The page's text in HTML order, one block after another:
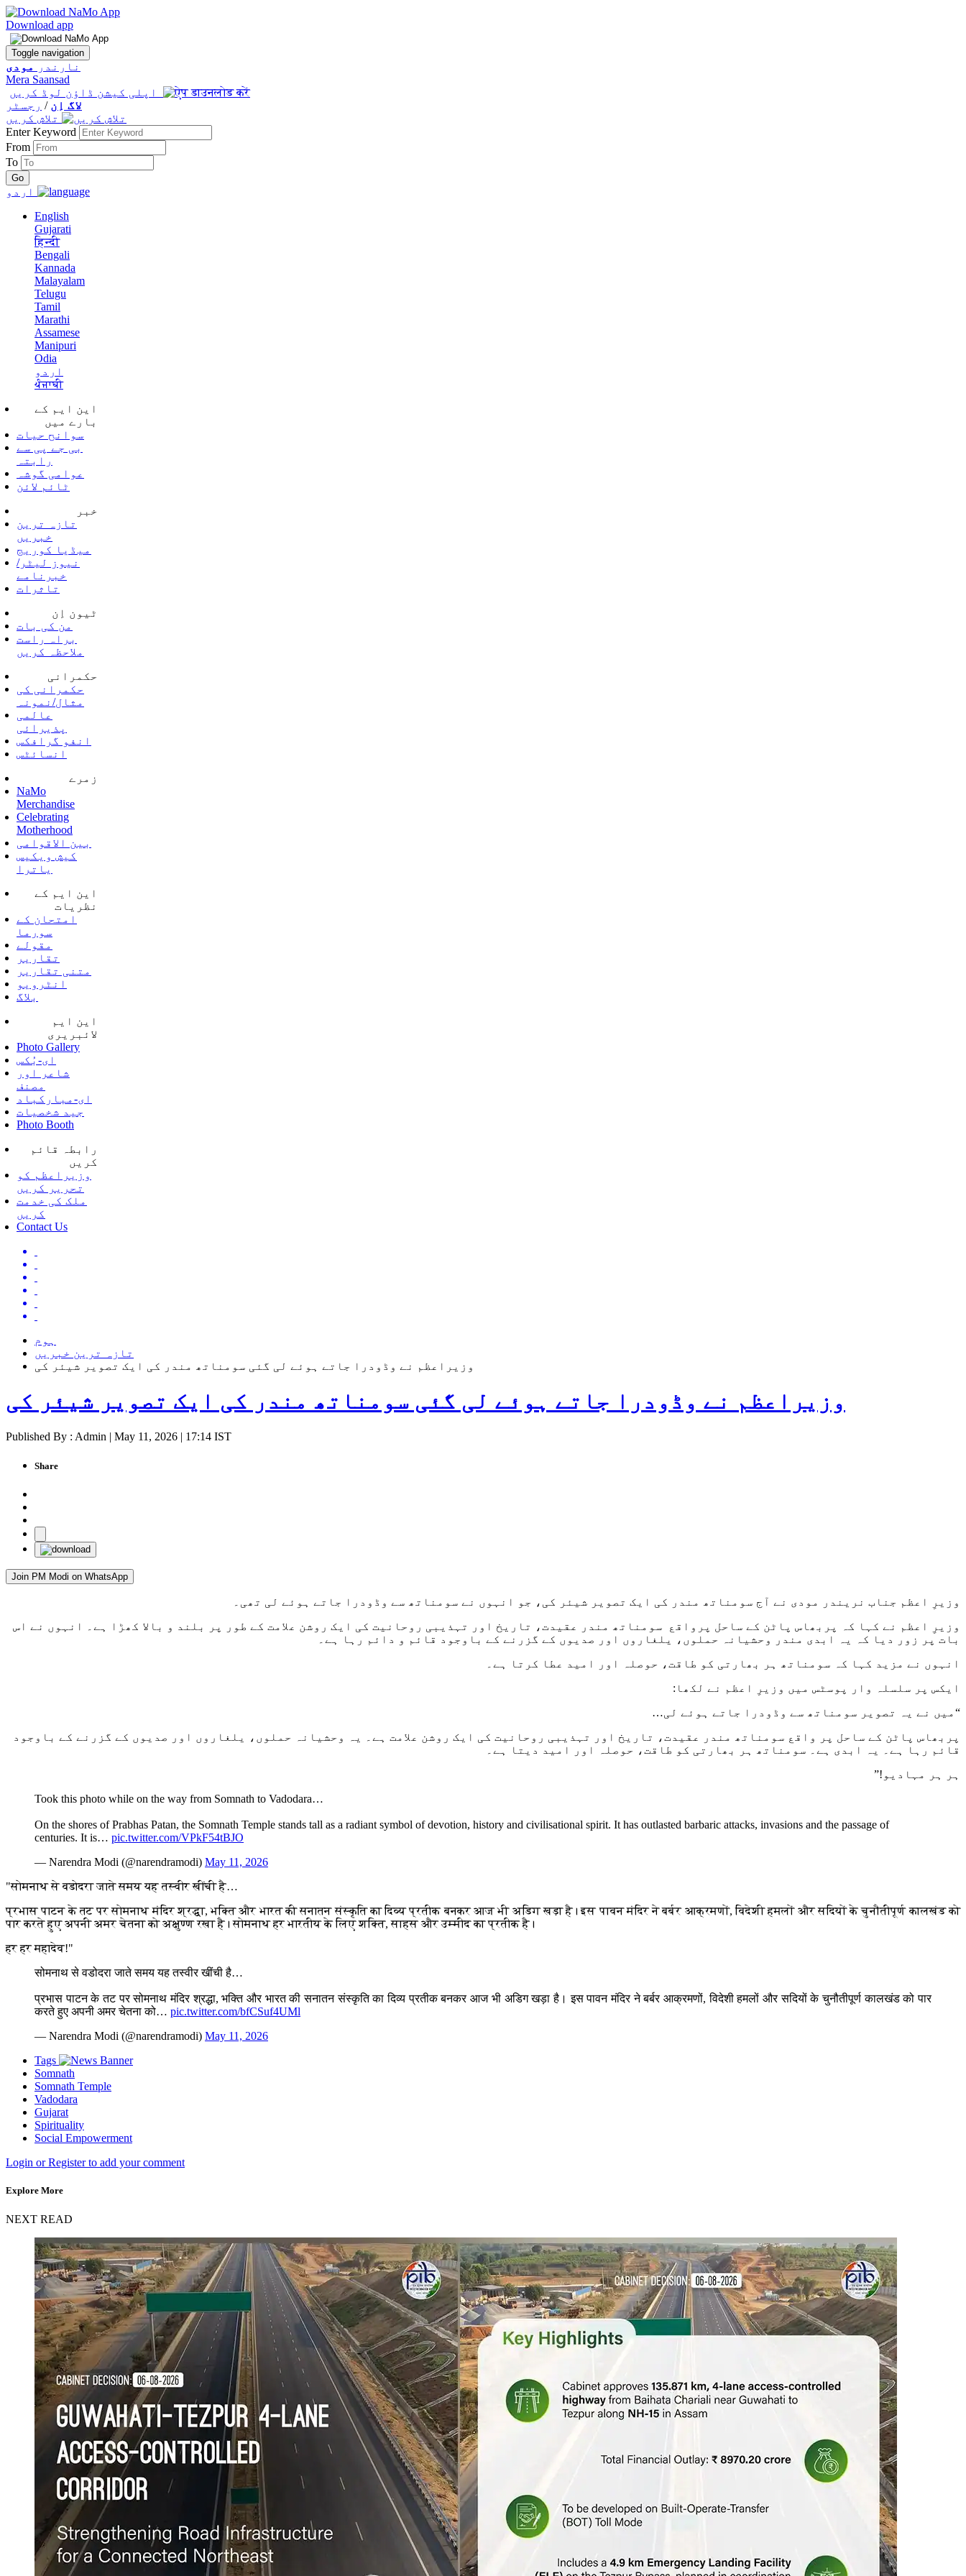
Download app
Toggle navigation
نارندر
مودی
Mera Saansad
اپلی کیشن ڈاؤن لوڈ کریں
لاگ اِن / رجسٹر
Enter Keyword
From
To
English
Gujarati
हिन्दी
Bengali
Kannada
Malayalam
Telugu
Tamil
Marathi
Assamese
Manipuri
Odia
اردو
ਪੰਜਾਬੀ
این ایم کے
بارے میں
سوانح حیات
بی جے پی سے
رابتہ
عوامی گوشہ
ٹائم لائن
خبر
تازہ ترین
خبریں
میڈیا کوریج
نیوز لیٹر/
خبرنامے
تاثرات
ٹیون اِن
من کی بات
براہ راست
ملاحظہ کریں
حکمرانی
حکمرانی کی
مثال/نمونہ
عالمی
پذیرائی
انفو گرافکس
انسائٹس
زمرے
NaMo
Merchandise
Celebrating
Motherhood
بین الاقوامی
کیش ویکیس
یاترا
این ایم کے
نظریات
امتحان کے
سورما
مقولے
تقاریر
متنی تقاریر
انٹرویو
بلاگ
این ایم
لائبریری
Photo Gallery
ای-بُکس
شاعر اور
مصنف
ای-مبارکباد
جید شخصیات
Photo Booth
رابطہ قائم
کریں
وزیراعظم کو
تحریر کریں
ملک کی خدمت
کریں
Contact Us
ہوم
تازہ ترین خبریں
وزیراعظم نے وڈودرا جاتے ہوئے لی گئی سومناتھ مندر کی ایک تصویر شیئر کی
وزیراعظم نے وڈودرا جاتے ہوئے لی گئی سومناتھ مندر کی ایک تصویر شیئر کی
Published By : Admin | May 11, 2026 | 17:14 IST
Share
Join PM Modi on WhatsApp
وزیرِ اعظم جناب نریندر مودی نے آج سومناتھ مندر کی ایک تصویر شیئر کی، جو انہوں نے سومناتھ سے وڈودرا جاتے ہوئے لی تھی۔
وزیرِ اعظم نے کہا کہ پربھاس پاٹن کے ساحل پرواقع سومناتھ مندر عقیدت، تاریخ اور تہذیبی روحانیت کی ایک روشن علامت کے طور پر بلند و بالا کھڑا ہے۔ انہوں نے اس
بات پر زور دیا کہ یہ ابدی مندر وحشیانہ حملوں، یلغاروں اور صدیوں کے گزرنے کے باوجود قائم و دائم رہا ہے۔
انہوں نے مزید کہا کہ سومناتھ ہر بھارتی کو طاقت، حوصلہ اور امید عطا کرتا ہے۔
ایکس پر سلسلہ وار پوسٹس میں وزیرِ اعظم نے لکھا:
“میں نے یہ تصویر سومناتھ سے وڈودرا جاتے ہوئے لی…
پربھاس پاٹن کے ساحل پر واقع سومناتھ مندر عقیدت، تاریخ اور تہذیبی روحانیت کی ایک روشن علامت ہے۔ یہ وحشیانہ حملوں، یلغاروں اور صدیوں کے گزرنے کے باوجود
قائم رہا ہے۔ یہ ابدی ہے۔ سومناتھ ہر بھارتی کو طاقت، حوصلہ اور امید دیتا ہے۔
ہر ہر مہادیو!”
Took this photo while on the way from Somnath to Vadodara…
On the shores of Prabhas Patan, the Somnath Temple stands tall as a radiant symbol of devotion, history and civilisational spirit. It has outlasted barbaric attacks, invasions and the passage of
centuries. It is… pic.twitter.com/VPkF54tBJO
— Narendra Modi (@narendramodi) May 11, 2026
"सोमनाथ से वडोदरा जाते समय यह तस्वीर खींची है…
प्रभास पाटन के तट पर सोमनाथ मंदिर श्रद्धा, भक्ति और भारत की सनातन संस्कृति का दिव्य प्रतीक बनकर आज भी अडिग खड़ा है। इस पावन मंदिर ने बर्बर आक्रमणों, विदेशी हमलों और सदियों के चुनौतीपूर्ण कालखंड को
पार करते हुए अपनी अमर चेतना को अक्षुण्ण रखा है। सोमनाथ हर भारतीय के लिए शक्ति, साहस और उम्मीद का प्रतीक है।
हर हर महादेव!"
सोमनाथ से वडोदरा जाते समय यह तस्वीर खींची है…
प्रभास पाटन के तट पर सोमनाथ मंदिर श्रद्धा, भक्ति और भारत की सनातन संस्कृति का दिव्य प्रतीक बनकर आज भी अडिग खड़ा है। इस पावन मंदिर ने बर्बर आक्रमणों, विदेशी हमलों और सदियों के चुनौतीपूर्ण कालखंड को पार
करते हुए अपनी अमर चेतना को… pic.twitter.com/bfCSuf4UMl
— Narendra Modi (@narendramodi) May 11, 2026
Tags
Somnath
Somnath Temple
Vadodara
Gujarat
Spirituality
Social Empowerment
Login or Register to add your comment
Explore More
NEXT READ